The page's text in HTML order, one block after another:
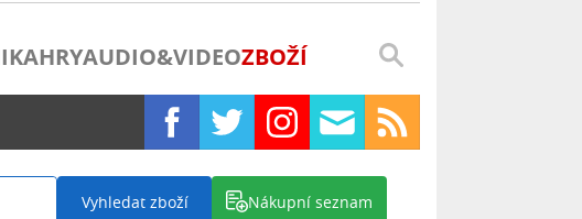
HRYAUDIO&VIDEOZBOŽÍ
Vyhledat zboží Nákupní seznam